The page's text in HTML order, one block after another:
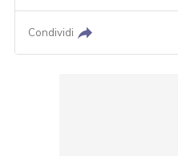
Condividi